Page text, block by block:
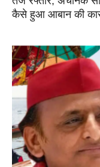
कैसे हुआ आबान की कार